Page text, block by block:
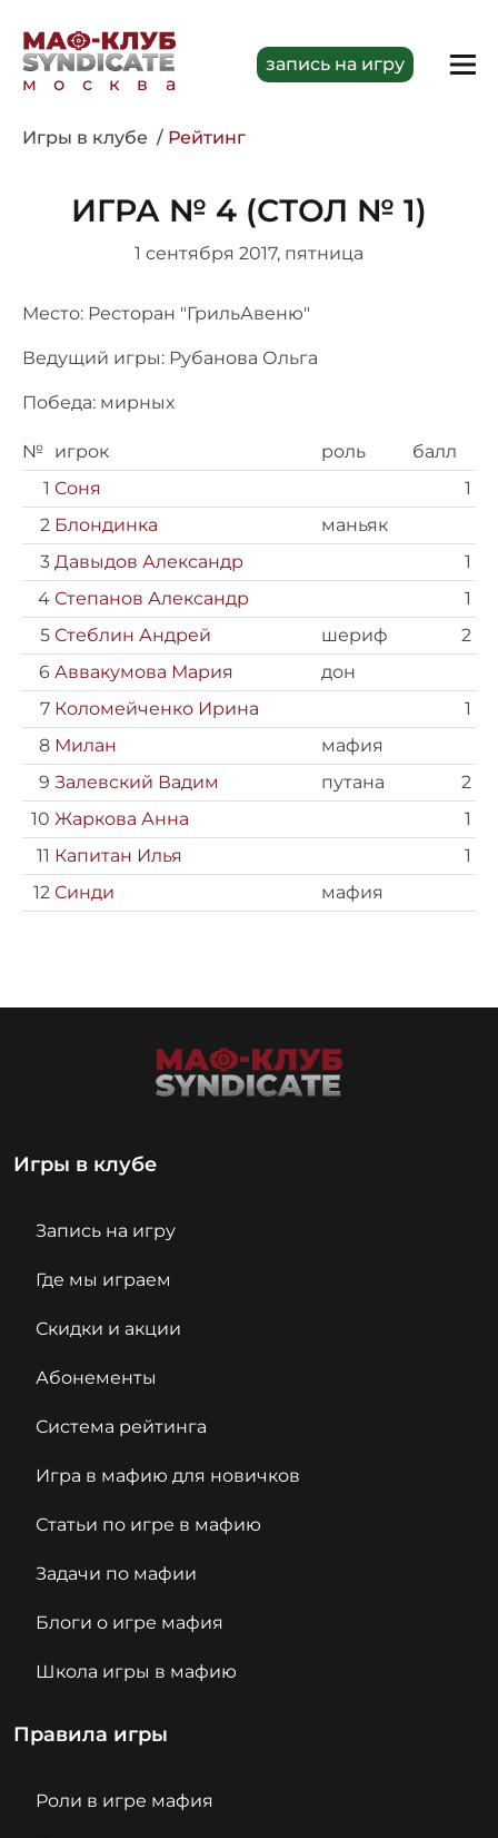
москва
запись на игру
Игры в клубе Рейтинг
ИГРА № 4 (СТОЛ № 1)
1 сентября 2017, пятница
Место: Ресторан "ГрильАвеню"
Ведущий игры: Рубанова Ольга
Победа: мирных
№ игрок роль
балл
1 Соня
1
2 Блондинка
маньяк
3 Давыдов Александр
1
4 Степанов Александр
1
5 Стеблин Андрей шериф
2
6 Аввакумова Мария
дон
7 Коломейченко Ирина
1
8 Милан
мафия
9 Залевский Вадим путана
2
10 Жаркова Анна
1
11 Капитан Илья
1
12 Синди мафия
Игры в клубе
Запись на игру
Где мы играем
Скидки и акции
Абонементы
Система рейтинга
Игра в мафию для новичков
Статьи по игре в мафию
Задачи по мафии
Блоги о игре мафия
Школа игры в мафию
Правила игры
Роли в игре мафия